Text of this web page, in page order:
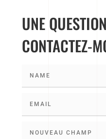
UNE
CONTACTEZ-